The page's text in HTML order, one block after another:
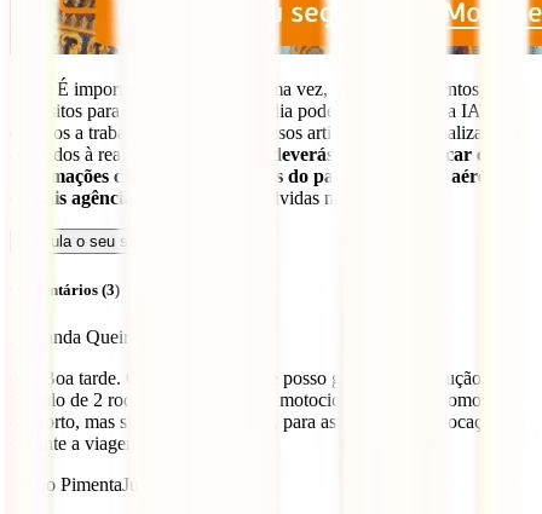
Nota: É importante realçar, mais uma vez, que os documentos e
requisitos para viajar para a Tailândia podem alterar-se. Na IATI,
estamos a trabalhar para que os nossos artigos estejam atualizados e
ajustados à realidade. No entanto,
deverás sempre verificar estas
informações com as fontes oficiais do país, companhia aérea e
demais agências de turismo
envolvidas na tua viagem.
Calcula o seu seguro
Comentários (3)
Armanda Queiroz
Olá Boa tarde. Gostaria de saber se posso garantir a condução de
veiculo de 2 rodas /mota. O uso da motocicleta não será como
desporto, mas sim como transporte, para as pequenas deslocações
durante a viagem.
Mário PimentaJuly 25, 2022